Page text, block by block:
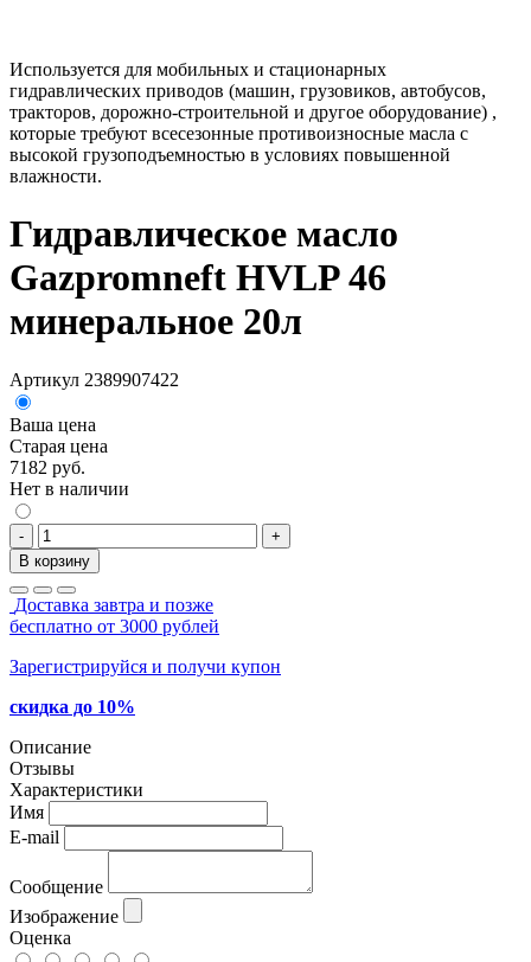
Используется для мобильных и стационарных
гидравлических приводов (машин, грузовиков, автобусов,
тракторов, дорожно-строительной и другое оборудование) ,
которые требуют всесезонные противоизносные масла с
высокой грузоподъемностью в условиях повышенной
влажности.
Гидравлическое масло
Gazpromneft HVLP 46
минеральное 20л
Артикул 2389907422
Ваша цена
Старая цена
7182 руб.
Нет в наличии
-
+
В корзину
Доставка завтра и позже
бесплатно от 3000 рублей
Зарегистрируйся и получи купон
скидка до 10%
Описание
Отзывы
Характеристики
Имя
E-mail
Сообщение
Изображение
Оценка